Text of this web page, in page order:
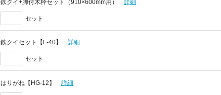
鉄クイ+脚付木枠セット（910×600mm用） 詳細
セット
鉄クイセット【L-40】 詳細
セット
はりがね【HG-12】 詳細